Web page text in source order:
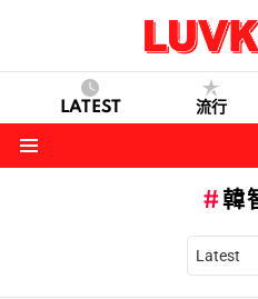
LATEST 流行
韓